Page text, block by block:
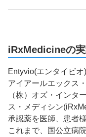
iRxMedicineの
Entyvio(エンタイビ
アイアールエックス
（株）オズ・インタ
ス・メディシン
承認薬を医師、患者
これまで、国公立病